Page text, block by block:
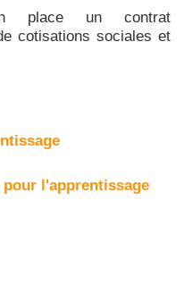
place un contrat
cotisations sociales et
l'apprentissage